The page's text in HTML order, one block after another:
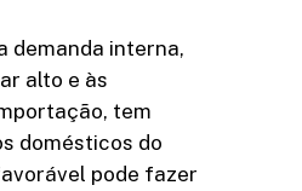
demanda interna,
alto e às
tem
domésticos do
pode fazer